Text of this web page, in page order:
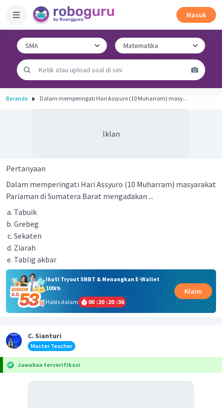
Masuk
Beranda Dalam memperingati Hari Assyuro (10 Muharram) masy...
Iklan
Pertanyaan
Dalam memperingati Hari Assyuro (10 Muharram) masyarakat
Pariaman di Sumatera Barat mengadakan ...
Tabuik
Grebeg
Sekaten
Ziarah
Tablig akbar
Ikuti Tryout SNBT & Menangkan E-Wallet
100rb
Habis dalam
00 :20 :20 :36
Klaim
C. Sianturi
Master Teacher
Jawaban terverifikasi